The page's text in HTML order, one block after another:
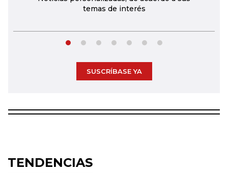
temas de interés
SUSCRÍBASE YA
TENDENCIAS